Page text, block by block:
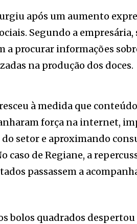
após um aumento
Segundo a
a procurar informações
na produção dos doces.
à medida que
força na internet,
setor e aproximando
caso de Regiane, a
passassem a
bolos quadrados